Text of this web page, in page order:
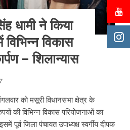
धामी ने किया
विभिन्न विकास
– शिलान्यास
को मसूरी विधानसभा क्षेत्र के
की विभिन्न विकास परियोजनाओं का
पूर्व जिला पंचायत उपाध्यक्ष स्वर्गीय दीपक